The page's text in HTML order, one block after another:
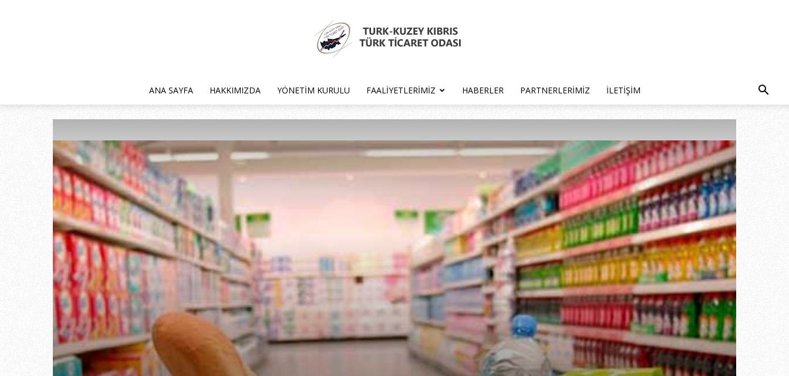
Türk
Ticaret
ANA SAYFA HAKKIMIZDA YÖNETIM KURULU FAALIYETLERIMIZ HABERLER PARTNERLERIMIZ İLETIŞIM